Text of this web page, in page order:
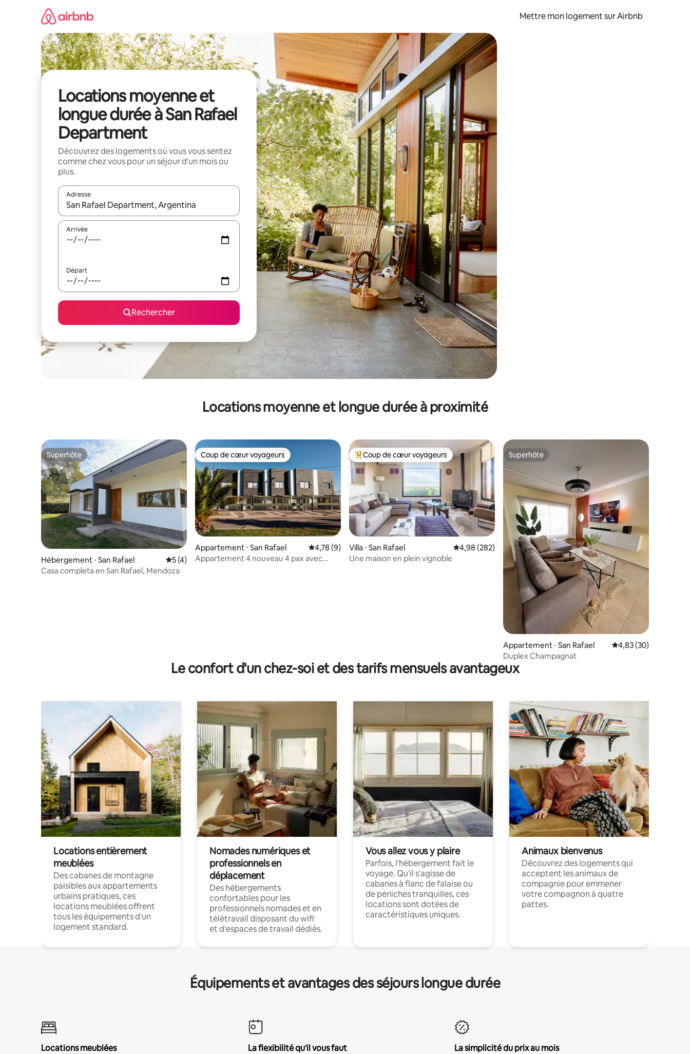
Mettre mon logement sur Airbnb
Locations moyenne et
longue durée à San Rafael
Department
Découvrez des logements où vous vous sentez
comme chez vous pour un séjour d'un mois ou
plus.
Adresse
Lorsque les résultats s'affichent, utilisez les flèches vers le haut et vers le bas pour les parcourir ou en appuyant et en faisant glisser.
Arrivée
Départ
Rechercher
Locations moyenne et longue durée à proximité
Superhôte
Superhôte
Hébergement ⋅ San Rafael Évaluation moyenne sur la base de 4 commentaires : 5 sur 5
5 (4)
Casa completa en San Rafael, Mendoza
Coup de cœur voyageurs
Coup de cœur voyageurs
Appartement ⋅ San Rafael Évaluation moyenne sur la base de 9 commentaires : 4,78 sur 5
4,78 (9)
Appartement 4 nouveau 4 pax avec
Coups de cœur voyageurs les plus appréciés
Coup de cœur voyageurs
Villa ⋅ San Rafael Évaluation moyenne sur la base de 282 commentaires : 4,98 sur 5
4,98 (282)
Une maison en plein vignoble
Superhôte
Superhôte
Appartement ⋅ San Rafael Évaluation moyenne
4,83 (30)
Duplex Champagnat
Le confort d'un chez-soi et des tarifs mensuels avantageux
Locations entièrement
meublées
Des cabanes de montagne
paisibles aux appartements
urbains pratiques, ces
locations meublées offrent
tous les équipements d'un
logement standard.
Nomades numériques et
professionnels en
déplacement
Des hébergements
confortables pour les
professionnels nomades et en
télétravail disposant du wifi
et d'espaces de travail dédiés.
Vous allez vous y plaire
Parfois, l'hébergement fait le
voyage. Qu'il s'agisse de
cabanes à flanc de falaise ou
de péniches tranquilles, ces
locations sont dotées de
caractéristiques uniques.
Animaux bienvenus
Découvrez des logements qui
acceptent les animaux de
compagnie pour emmener
votre compagnon à quatre
pattes.
Équipements et avantages des séjours longue durée
Locations meublées
La flexibilité qu'il vous faut
La simplicité du prix au mois